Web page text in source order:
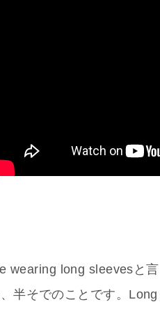
wearing long sleevesと
半そでのことです。Long